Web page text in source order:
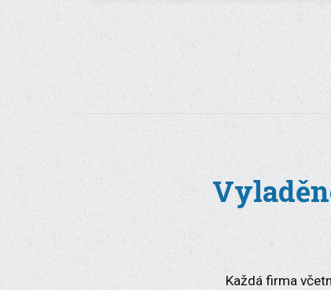
Každá firma